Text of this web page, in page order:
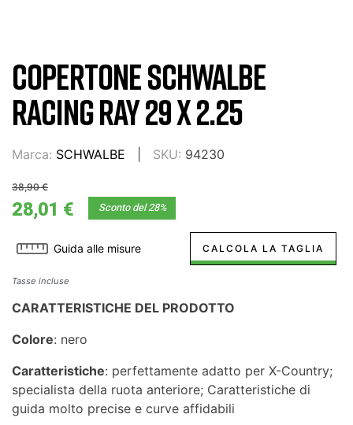
COPERTONE SCHWALBE
RACING RAY 29 X 2.25
Marca: SCHWALBE SKU: 94230
38,90 €
28,01 € Sconto del 28%
Guida alle misure CALCOLA LA TAGLIA
Tasse incluse
CARATTERISTICHE DEL PRODOTTO
Colore: nero
Caratteristiche: perfettamente adatto per X-Country;
specialista della ruota anteriore; Caratteristiche di
guida molto precise e curve affidabili